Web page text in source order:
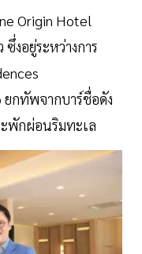
Origin Hotel
งอยู่ระหว่างการ
ยกทัพจากบาร์ชื่อดัง
พักผ่อนริมทะเล